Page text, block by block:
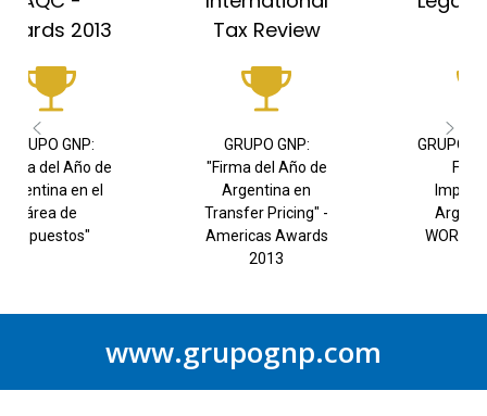
GRUPO GNP: Mejor
Argentina por
WORLD FINANCE
Guillermo N. Pérez:
Nombrado durante
“Consultor Top
www.grupognp.com